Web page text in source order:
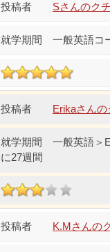
Sさんのク
一般英語コ
Erikaさん
一般英語＞
に27週間
K.Mさんの